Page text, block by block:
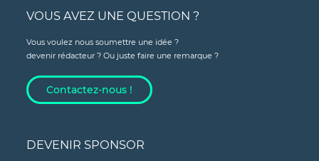
VOUS AVEZ UNE QUESTION ?
Vous voulez nous soumettre une idée ?
devenir rédacteur ? Ou juste faire une remarque ?
Contactez-nous !
DEVENIR SPONSOR